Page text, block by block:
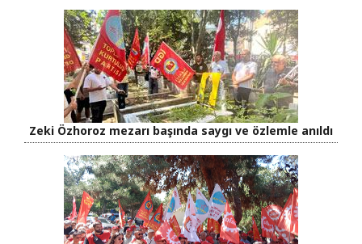
Zeki Özhoroz mezarı başında saygı ve özlemle anıldı